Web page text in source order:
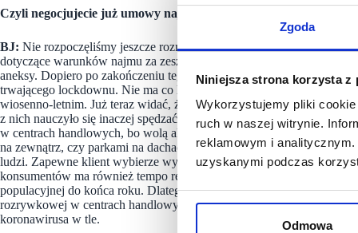
Zgoda
Niniejsza strona korzysta z
Wykorzystujemy pliki
ruch w naszej witrynie.
reklamowym i
uzyskanymi podczas
Odmowa
Czyli negocjujecie już umowy najmu za okres po zakończeniu
BJ: Nie rozpoczęliśmy jeszcze rozmów z wynajmującymi
dotyczące warunków najmu za zeszły rok. Do tej pory nie ze
aneksy. Dopiero po zakończeniu tego etapu, rozpoczniemy
trwającego lockdownu. Nie ma co liczyć, że rynek branży
wiosenno-letnim. Już teraz widać, że konsumenci podczas trwającej
z nich nauczyło się inaczej spędzać wolny czas. Na pewno w
w centrach handlowych, bo wolą aktywności na świeżym powietrzu.
na zewnątrz, czy parkami na dachach, gdzie można zorganizować
ludzi. Zapewne klient wybierze wyjazd do lasu lub nad jezioro, niż
konsumentów ma również tempo realizacji programu szczepień w
populacyjnej do końca roku. Dlatego wśród wielu osób pozostaną
rozrywkowej w centrach handlowych czyli, kin, sal zabaw, kręgielni,
koronawirusa w tle.